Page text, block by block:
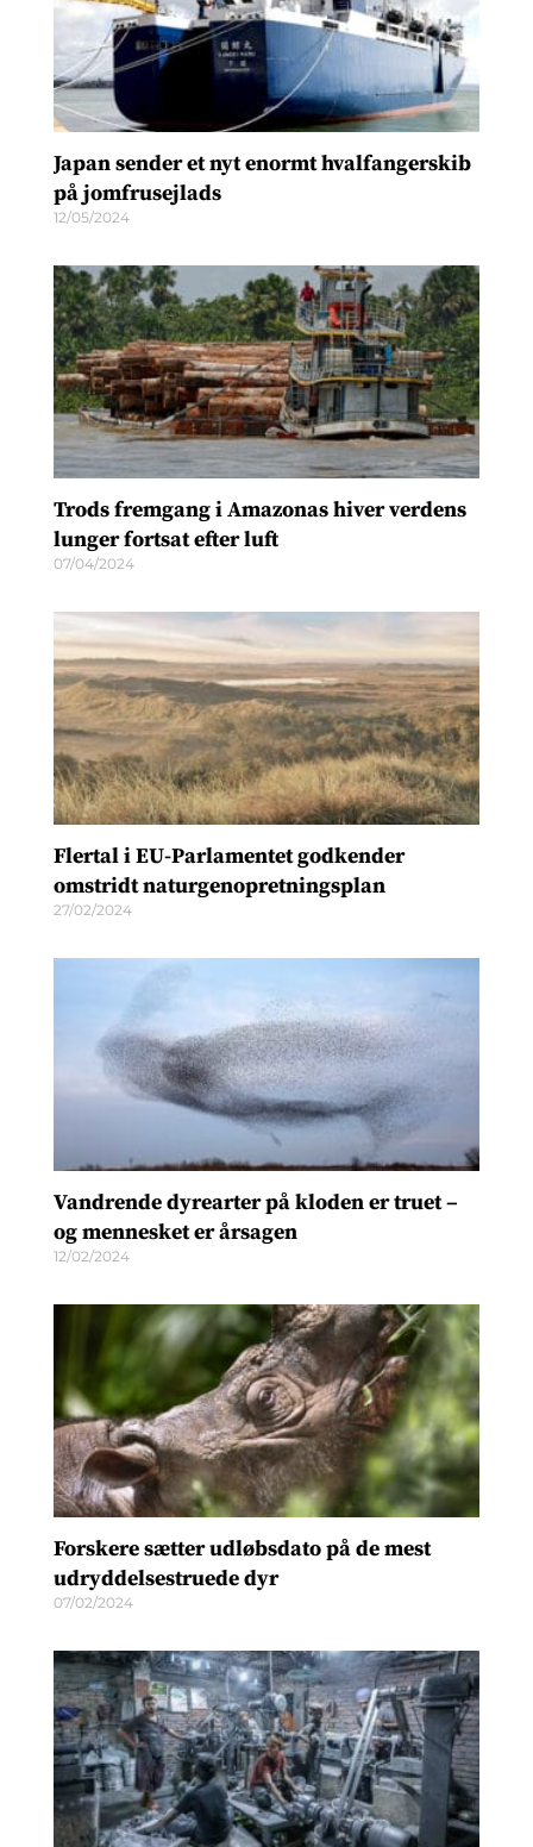
Japan sender et nyt enormt hvalfangerskib
på jomfrusejlads
12/05/2024
Trods fremgang i Amazonas hiver verdens
lunger fortsat efter luft
07/04/2024
Flertal i EU-Parlamentet godkender
omstridt naturgenopretningsplan
27/02/2024
Vandrende dyrearter på kloden er truet –
og mennesket er årsagen
12/02/2024
Forskere sætter udløbsdato på de mest
udryddelsestruede dyr
07/02/2024